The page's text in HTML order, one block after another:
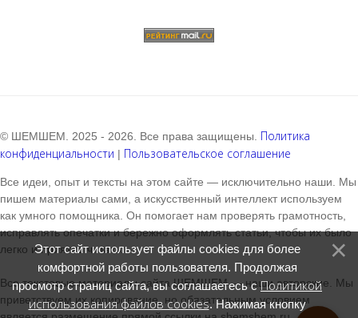
© ШЕМШЕМ. 2025 - 2026. Все права защищены. Политика
конфиденциальности | Пользовательское соглашение
Все идеи, опыт и тексты на этом сайте — исключительно наши. Мы
пишем материалы сами, а искусственный интеллект используем
как умного помощника. Он помогает нам проверять грамотность,
исправлять опечатки и бережно оформлять статьи, чтобы их было
легко и приятно читать.
Все текстовые материалы сайта ШЕМШЕМ — наши авторские. Мы
приветствуем их копирование, но обязательным условием
Этот сайт использует файлы cookies для более
комфортной работы пользователя. Продолжая
просмотр страниц сайта, вы соглашаетесь сПолитикой
использования файлов cookies. Нажимая кнопку